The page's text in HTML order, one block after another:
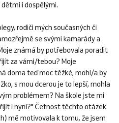
i dospělými.
rodiči mých současných či
se svými kamarády a
známá by potřebovala poradit
za vámi/tebou? Moje
doma teď moc těžké, mohl/a by
s mou dcerou je to lepší, mohla
problémem? Na škole jste mi
i nyní?" Četnost těchto otázek
mě motivovala k tomu, že jsem